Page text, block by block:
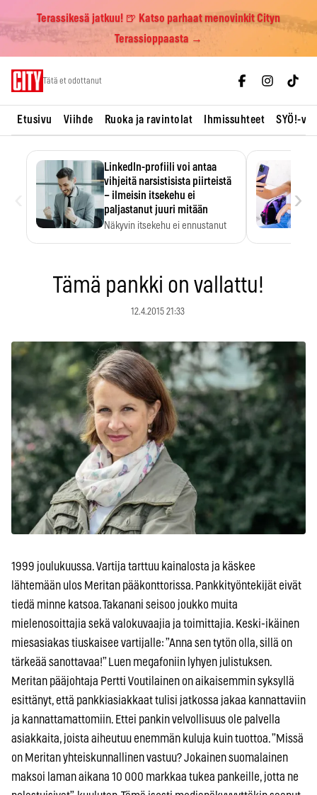
Terassikesä jatkuu! 🍺 Katso parhaat menovinkit Cityn
Terassioppaasta →
Tätä et odottanut
Etusivu Viihde Ruoka ja ravintolat Ihmissuhteet SYÖ!-
LinkedIn-profiili voi antaa
vihjeitä narsistisista piirteistä
– ilmeisin itsekehu ei
paljastanut juuri mitään
Näkyvin itsekehu ei ennustanut
›
Tämä pankki on vallattu!
12.4.2015 21:33
1999 joulukuussa. Vartija tarttuu kainalosta ja käskee
lähtemään ulos Meritan pääkonttorissa. Pankkityöntekijät eivät
tiedä minne katsoa. Takanani seisoo joukko muita
mielenosoittajia sekä valokuvaajia ja toimittajia. Keski-ikäinen
miesasiakas tiuskaisee vartijalle: ”Anna sen tytön olla, sillä on
tärkeää sanottavaa!” Luen megafoniin lyhyen julistuksen.
Meritan pääjohtaja Pertti Voutilainen on aikaisemmin syksyllä
esittänyt, että pankkiasiakkaat tulisi jatkossa jakaa kannattaviin
ja kannattamattomiin. Ettei pankin velvollisuus ole palvella
asiakkaita, joista aiheutuu enemmän kuluja kuin tuottoa. ”Missä
on Meritan yhteiskunnallinen vastuu? Jokainen suomalainen
maksoi laman aikana 10 000 markkaa tukea pankeille, jotta ne